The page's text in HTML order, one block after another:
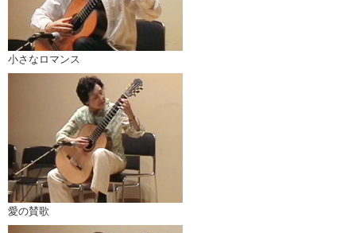
小さなロマンス
愛の賛歌